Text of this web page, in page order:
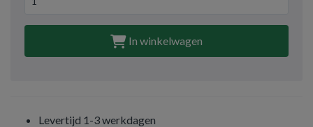
In winkelwagen
Levertijd 1-3 werkdagen